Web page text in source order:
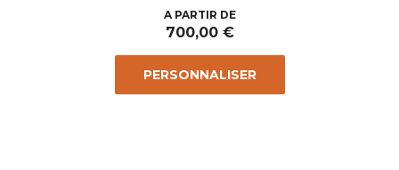
Prix
A PARTIR DE
700,00 €
PERSONNALISER